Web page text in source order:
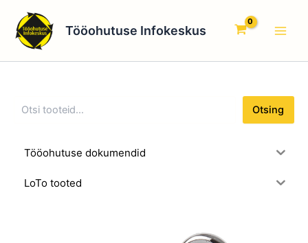
content
Tööohutuse Infokeskus
s
n
Otsing
Tööohutuse dokumendid
LoTo tooted